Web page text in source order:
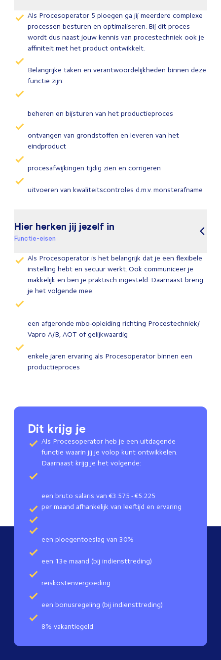
Als Procesoperator 5 ploegen ga jij meerdere complexe
processen besturen en optimaliseren. Bij dit proces
wordt dus naast jouw kennis van procestechniek ook je
affiniteit met het product ontwikkelt.
Belangrijke taken en verantwoordelijkheden binnen deze
functie zijn:
beheren en bijsturen van het productieproces
ontvangen van grondstoffen en leveren van het
eindproduct
procesafwijkingen tijdig zien en corrigeren
uitvoeren van kwaliteitscontroles d.m.v. monsterafname
Hier herken jij jezelf in
Functie-eisen
Als Procesoperator is het belangrijk dat je een flexibele
instelling hebt en secuur werkt. Ook communiceer je
makkelijk en ben je praktisch ingesteld. Daarnaast breng
je het volgende mee:
een afgeronde mbo-opleiding richting Procestechniek/
Vapro A/B, AOT of gelijkwaardig
enkele jaren ervaring als Procesoperator binnen een
productieproces
Dit krijg je
Als Procesoperator heb je een uitdagende
functie waarin jij je volop kunt ontwikkelen.
Daarnaast krijg je het volgende:
een bruto salaris van €3.575 - €5.225
per maand afhankelijk van leeftijd en ervaring
een ploegentoeslag van 30%
een 13e maand (bij indiensttreding)
reiskostenvergoeding
een bonusregeling (bij indiensttreding)
8% vakantiegeld